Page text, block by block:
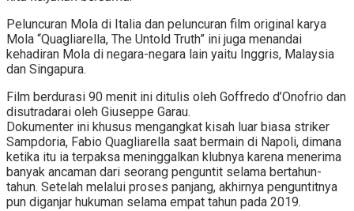
Peluncuran Mola di Italia dan peluncuran film original karya
Mola “Quagliarella, The Untold Truth” ini juga menandai
kehadiran Mola di negara-negara lain yaitu Inggris, Malaysia
dan Singapura.
Film berdurasi 90 menit ini ditulis oleh Goffredo d’Onofrio dan
disutradarai oleh Giuseppe Garau.
Dokumenter ini khusus mengangkat kisah luar biasa striker
Sampdoria, Fabio Quagliarella saat bermain di Napoli, dimana
ketika itu ia terpaksa meninggalkan klubnya karena menerima
banyak ancaman dari seorang penguntit selama bertahun-
tahun. Setelah melalui proses panjang, akhirnya penguntitnya
pun diganjar hukuman selama empat tahun pada 2019.